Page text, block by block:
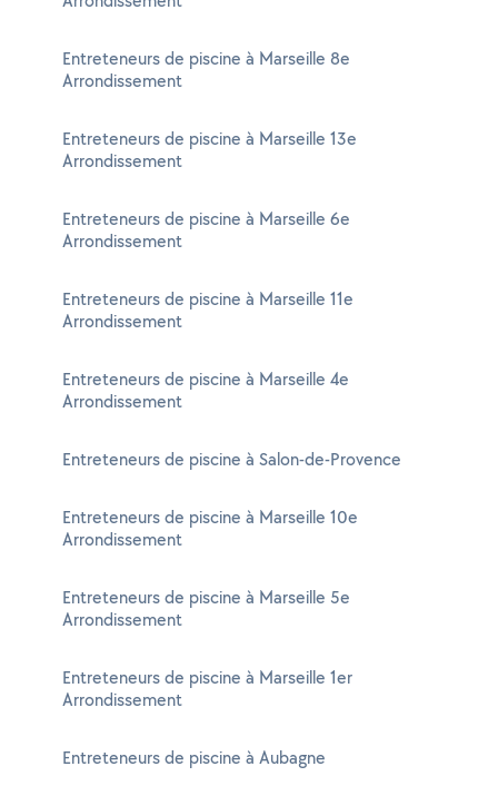
Entreteneurs de piscine à Marseille 8e
Arrondissement
Entreteneurs de piscine à Marseille 13e
Arrondissement
Entreteneurs de piscine à Marseille 6e
Arrondissement
Entreteneurs de piscine à Marseille 11e
Arrondissement
Entreteneurs de piscine à Marseille 4e
Arrondissement
Entreteneurs de piscine à Salon-de-Provence
Entreteneurs de piscine à Marseille 10e
Arrondissement
Entreteneurs de piscine à Marseille 5e
Arrondissement
Entreteneurs de piscine à Marseille 1er
Arrondissement
Entreteneurs de piscine à Aubagne